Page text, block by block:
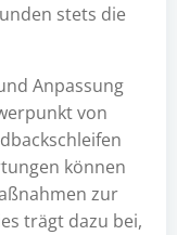
stets die
Anpassung
von
können
zur
trägt dazu bei,